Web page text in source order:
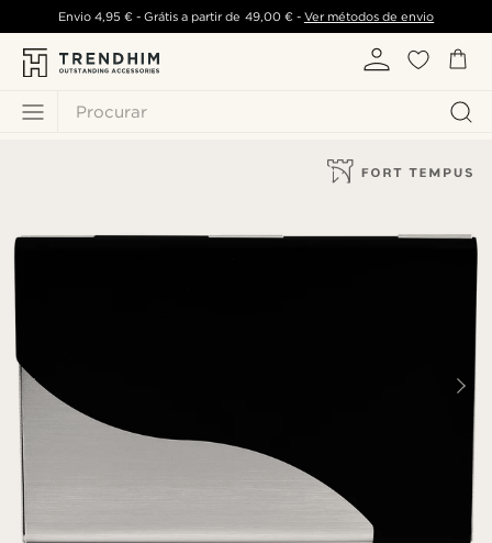
Procurar
Envio 4,95 €- Grátis a partir de 49,00 €- Ver métodos de envio